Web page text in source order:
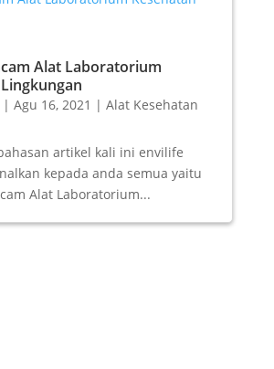
Alat Laboratorium
| Agu 16, 2021 | Alat Kesehatan
artikel kali ini envilife
kepada anda semua yaitu
Alat Laboratorium...